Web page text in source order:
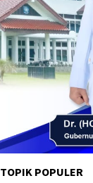
TOPIK POPULER